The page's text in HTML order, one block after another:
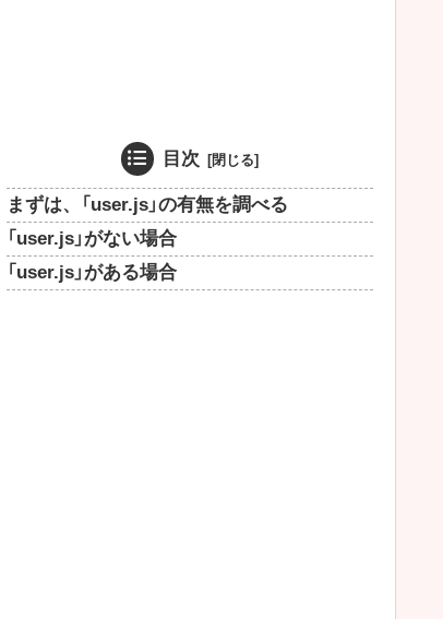
目次
まずは、「user.js」の有無を調べる
「user.js」がない場合
「user.js」がある場合